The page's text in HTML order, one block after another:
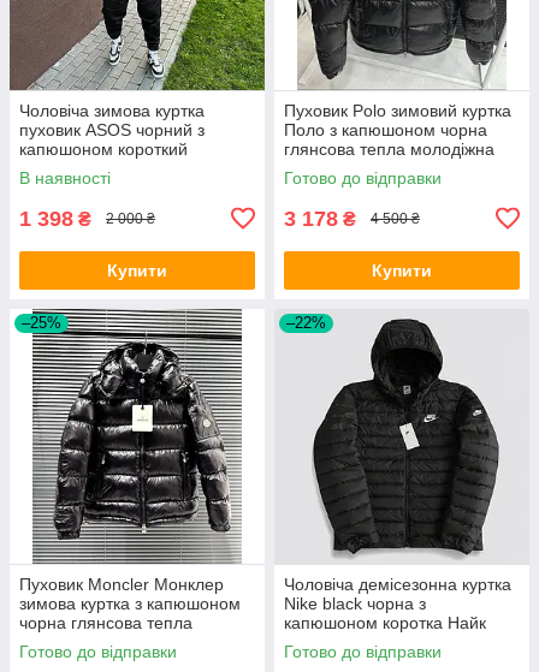
Чоловіча зимова куртка
пуховик ASOS чорний з
капюшоном короткий
водовідштовхувальна
плащівка
В наявності
1 398 ₴ 2 000 ₴
Купити
Пуховик Polo зимовий куртка
Поло з капюшоном чорна
глянсова тепла молодіжна
коротка чоловіча
Готово до відправки
3 178 ₴ 4 500 ₴
Купити
–25%
Пуховик Monсlеr Монклер
зимова куртка з капюшоном
чорна глянсова тепла
молодіжний короткий
чоловічий
Готово до відправки
–22%
Чоловіча демісезонна куртка
Nike black чорна з
капюшоном коротка Найк
спортивна непродувна
плащівка на весну осінь
Готово до відправки